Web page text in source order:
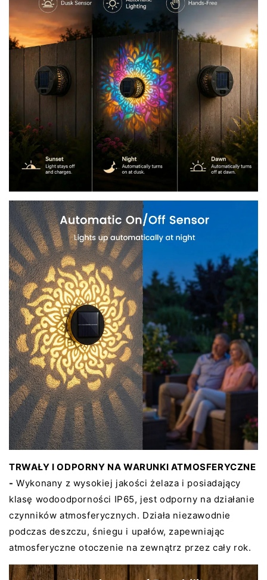
TRWAŁY I ODPORNY NA WARUNKI ATMOSFERYCZNE
- Wykonany z wysokiej jakości żelaza i posiadający
klasę wodoodporności IP65, jest odporny na działanie
czynników atmosferycznych. Działa niezawodnie
podczas deszczu, śniegu i upałów, zapewniając
atmosferyczne otoczenie na zewnątrz przez cały rok.